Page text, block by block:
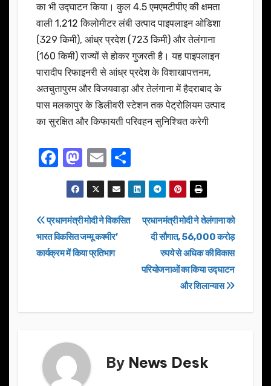
का भी उद्घाटन किया। कुल 4.5 एमएमटीपीए की क्षमता
वाली 1,212 किलोमीटर लंबी उत्पाद पाइपलाइन ओडिशा
(329 किमी), आंध्र प्रदेश (723 किमी) और तेलंगाना
(160 किमी) राज्यों से होकर गुजरती है। यह पाइपलाइन
पारादीप रिफाइनरी से आंध्र प्रदेश के विशाखापत्तनम,
अतचुतापुरम और विजयवाड़ा और तेलंगाना में हैदराबाद के
पास मलकापुर के डिलीवरी स्टेशन तक पेट्रोलियम उत्पाद
का सुरक्षित और किफायती परिवहन सुनिश्चित करेगी
F
a
c
e
b
o
M
a
st
o
d
o
E
m
ail
h
ar
e
Post
navigation
प्रधानमंत्री मोदी ने तेलंगाना को
दी सौगात, 56,000 करोड़
रुपये से अधिक की विकास
परियोजनाओं का किया उद्घाटन
और शिलान्यास
प्रधानमंत्री मोदी ने विकसित
भारत विकसित जम्मू कश्मीर’
कार्यक्रम में किया प्रतिभाग
By News Desk